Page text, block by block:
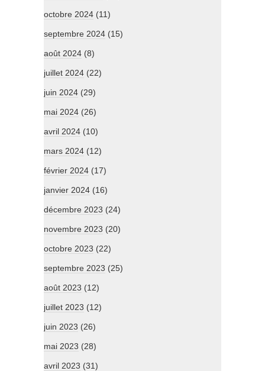
octobre 2024 (11)
septembre 2024 (15)
août 2024 (8)
juillet 2024 (22)
juin 2024 (29)
mai 2024 (26)
avril 2024 (10)
mars 2024 (12)
février 2024 (17)
janvier 2024 (16)
décembre 2023 (24)
novembre 2023 (20)
octobre 2023 (22)
septembre 2023 (25)
août 2023 (12)
juillet 2023 (12)
juin 2023 (26)
mai 2023 (28)
avril 2023 (31)